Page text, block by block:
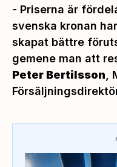
- Priserna är
svenska kronan
skapat bättre
gemene man att
Peter Bertilsson